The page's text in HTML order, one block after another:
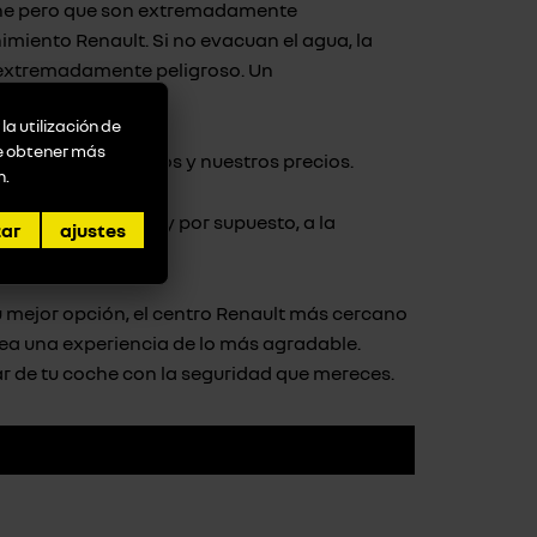
pero que son extremadamente
Renault. Si no evacuan el agua, la
peligroso. Un
que revisamos y nuestros precios.
los vehículos y por supuesto, a la
mejor opción, el centro Renault más cercano
una experiencia de lo más agradable.
tu coche con la seguridad que mereces.
utilización de
obtener más
ajustes